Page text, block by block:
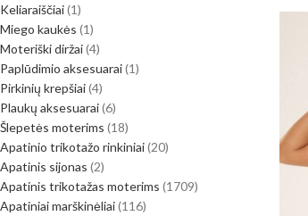
Keliaraiščiai 1
Miego kaukės 1
Moteriški diržai 4
Paplūdimio aksesuarai 1
Pirkinių krepšiai 4
Plaukų aksesuarai 6
Šlepetės moterims 18
Apatinio trikotažo rinkiniai 20
Apatinis sijonas 2
Apatinis trikotažas moterims 1709
Apatiniai marškinėliai 116